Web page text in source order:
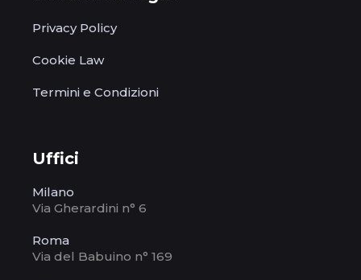
Privacy Policy
Cookie Law
Termini e Condizioni
Uffici
Milano
Via Gherardini n° 6
Roma
Via del Babuino n° 169